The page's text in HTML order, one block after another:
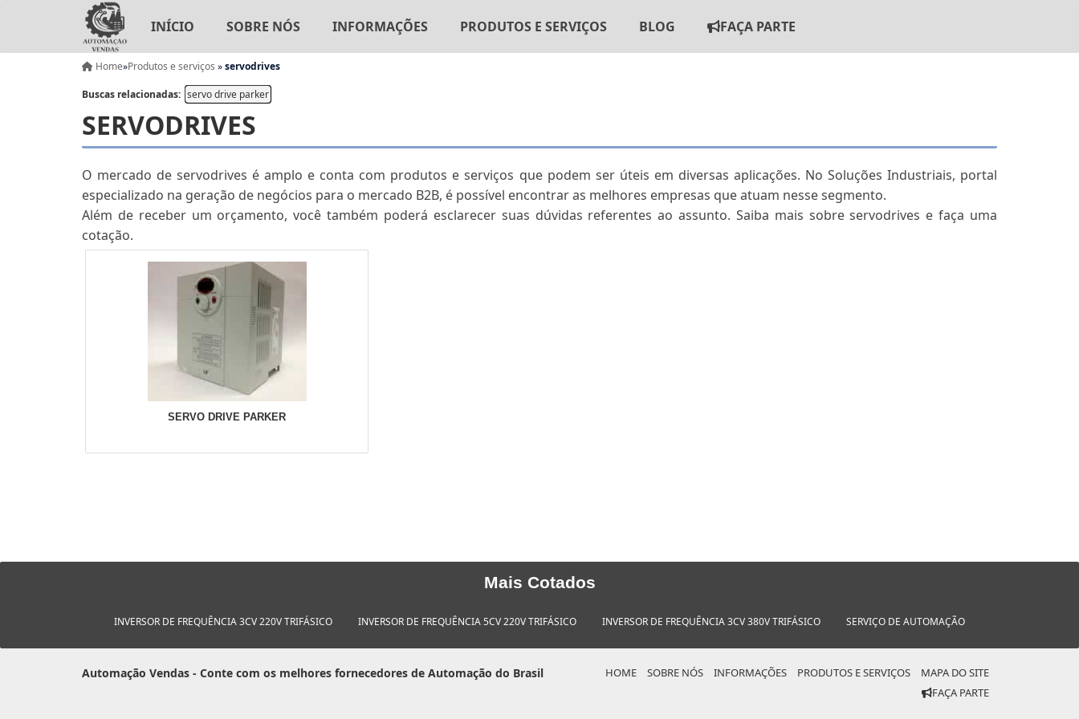
INÍCIO SOBRE NÓS INFORMAÇÕES PRODUTOS E SERVIÇOS BLOG FAÇA PARTE
Home»Produtos e serviços »servodrives
Buscas relacionadas: servo drive parker
SERVODRIVES
O mercado de servodrives é amplo e conta com produtos e serviços que podem ser úteis em diversas aplicações. No Soluções Industriais, portal
especializado na geração de negócios para o mercado B2B, é possível encontrar as melhores empresas que atuam nesse segmento.
Além de receber um orçamento, você também poderá esclarecer suas dúvidas referentes ao assunto. Saiba mais sobre servodrives e faça uma
cotação.
SERVO DRIVE PARKER
Mais Cotados
INVERSOR DE FREQUÊNCIA 3CV 220V TRIFÁSICO INVERSOR DE FREQUÊNCIA 5CV 220V TRIFÁSICO INVERSOR DE FREQUÊNCIA 3CV 380V TRIFÁSICO SERVIÇO DE AUTOMAÇÃO
Automação Vendas - Conte com os melhores fornecedores de Automação do Brasil HOME SOBRE NÓS INFORMAÇÕES PRODUTOS E SERVIÇOS
MAPA DO SITE
FAÇA PARTE